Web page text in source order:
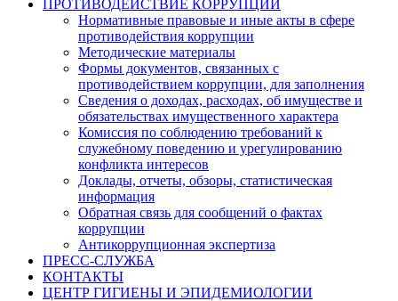
ПРОТИВОДЕЙСТВИЕ КОРРУПЦИИ
Нормативные правовые и иные акты в сфере
противодействия коррупции
Методические материалы
Формы документов, связанных с
противодействием коррупции, для заполнения
Сведения о доходах, расходах, об имуществе и
обязательствах имущественного характера
Комиссия по соблюдению требований к
служебному поведению и урегулированию
конфликта интересов
Доклады, отчеты, обзоры, статистическая
информация
Обратная связь для сообщений о фактах
коррупции
Антикоррупционная экспертиза
ПРЕСС-СЛУЖБА
КОНТАКТЫ
ЦЕНТР ГИГИЕНЫ И ЭПИДЕМИОЛОГИИ